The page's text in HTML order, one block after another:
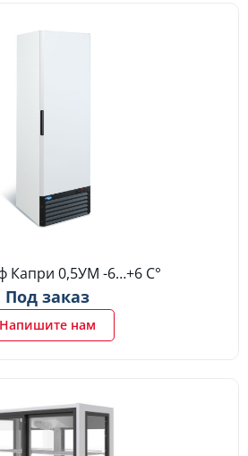
Капри 0,5УМ -6…+6 C°
Под заказ
Напишите нам